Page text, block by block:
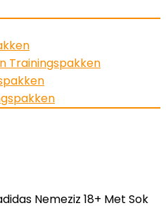
Trainingspakken
Nemeziz 18+ Met Sok